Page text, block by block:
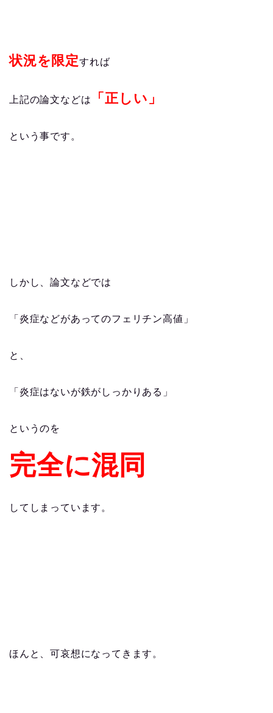
状況を限定すれば
上記の論文などは 「正しい」
という事です。
しかし、論文などでは
「炎症などがあってのフェリチン高値」
と、
「炎症はないが鉄がしっかりある」
というのを
完全に混同
してしまっています。
ほんと、可哀想になってきます。